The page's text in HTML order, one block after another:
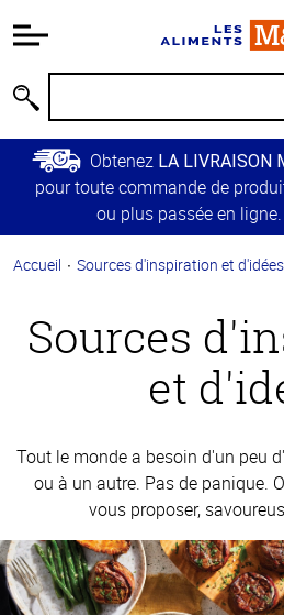
relative à
Passer
contenu
principal
Retour à
principale
Obtenez LA LIVRAISON
pour toute commande de
ou plus passée en ligne.
Accueil Sources d'inspiration et d'idées
Sources
et
Tout le monde a besoin d'un peu
ou à un autre. Pas de panique.
vous proposer,